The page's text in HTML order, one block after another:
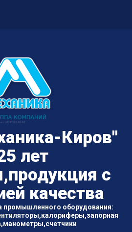
Киров"
лет
с
качества
промышленного оборудования: